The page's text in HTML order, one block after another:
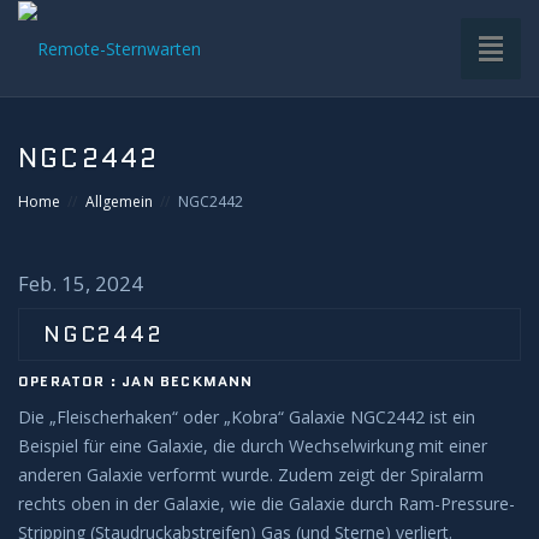
VDS-STERNWARTE
EQUIPMENT
SOFTWARE
BETRIEB
NGC2442
Home Allgemein NGC2442
Feb. 15, 2024
NGC2442
OPERATOR : JAN BECKMANN
Die „Fleischerhaken“ oder „Kobra“ Galaxie NGC2442 ist ein
Beispiel für eine Galaxie, die durch Wechselwirkung mit einer
anderen Galaxie verformt wurde. Zudem zeigt der Spiralarm
rechts oben in der Galaxie, wie die Galaxie durch Ram-Pressure-
Stripping (Staudruckabstreifen) Gas (und Sterne) verliert.